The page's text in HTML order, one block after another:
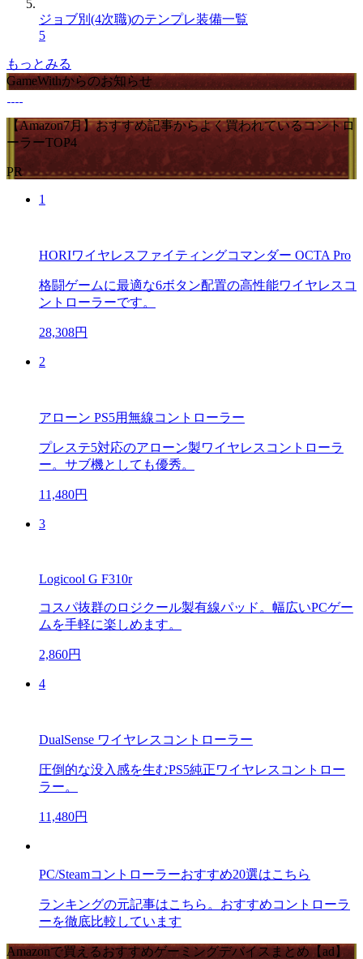
ジョブ別(4次職)のテンプレ装備一覧
5
もっとみる
GameWithからのお知らせ
【Amazon7月】おすすめ記事からよく買われているコントロ
ーラーTOP4
PR
1
HORIワイヤレスファイティングコマンダー OCTA Pro
格闘ゲームに最適な6ボタン配置の高性能ワイヤレスコ
ントローラーです。
28,308円
2
アローン PS5用無線コントローラー
プレステ5対応のアローン製ワイヤレスコントローラ
ー。サブ機としても優秀。
11,480円
3
Logicool G F310r
コスパ抜群のロジクール製有線パッド。幅広いPCゲー
ムを手軽に楽しめます。
2,860円
4
DualSense ワイヤレスコントローラー
圧倒的な没入感を生むPS5純正ワイヤレスコントロー
ラー。
11,480円
PC/Steamコントローラーおすすめ20選はこちら
ランキングの元記事はこちら。おすすめコントローラ
ーを徹底比較しています
Amazonで買えるおすすめゲーミングデバイスまとめ【ad】